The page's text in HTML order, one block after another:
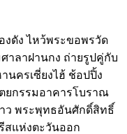
งดัง ไหว้พระขอพรวัด
าลาฝานกง ถ่ายรูปคู่กับ
ครเซี่ยงไฮ้ ช้อปปิ้ง
ยกรรมอาคารโบราณ
ว พระพุทธอันศักดิ์สิทธิ์
สแห่งตะวันออก